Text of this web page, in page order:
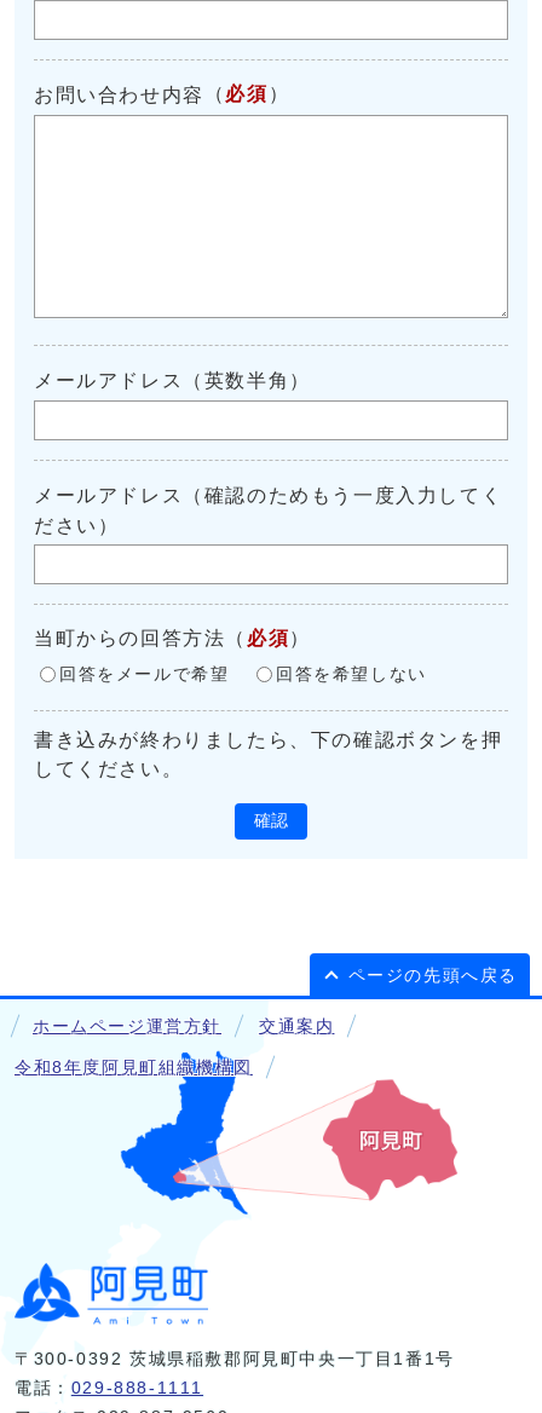
お問い合わせ内容 （ 必須 ）
メールアドレス（英数半角）
メールアドレス（確認のためもう一度入力してく
ださい）
当町からの回答方法 （ 必須 ）
回答をメールで希望 回答を希望しない
書き込みが終わりましたら、下の確認ボタンを押
してください。
確認
ページの先頭へ戻る
ホームページ運営方針 交通案内
令和8年度阿見町組織機構図
〒300-0392 茨城県稲敷郡阿見町中央一丁目1番1号
電話： 029-888-1111